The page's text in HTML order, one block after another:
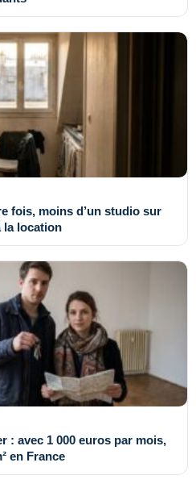
fois, moins d’un studio sur
la location
: avec 1 000 euros par mois,
en France